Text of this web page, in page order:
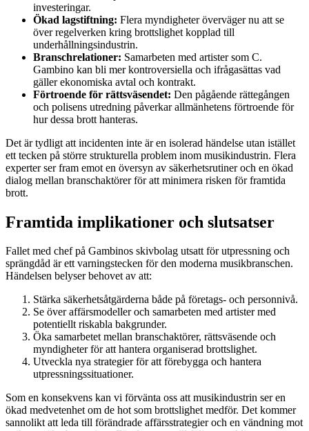
investeringar.
Ökad lagstiftning: Flera myndigheter överväger nu att se
över regelverken kring brottslighet kopplad till
underhållningsindustrin.
Branschrelationer: Samarbeten med artister som C.
Gambino kan bli mer kontroversiella och ifrågasättas vad
gäller ekonomiska avtal och kontrakt.
Förtroende för rättsväsendet: Den pågående rättegången
och polisens utredning påverkar allmänhetens förtroende för
hur dessa brott hanteras.
Det är tydligt att incidenten inte är en isolerad händelse utan istället
ett tecken på större strukturella problem inom musikindustrin. Flera
experter ser fram emot en översyn av säkerhetsrutiner och en ökad
dialog mellan branschaktörer för att minimera risken för framtida
brott.
Framtida implikationer och slutsatser
Fallet med chef på Gambinos skivbolag utsatt för utpressning och
sprängdåd är ett varningstecken för den moderna musikbranschen.
Händelsen belyser behovet av att:
Stärka säkerhetsåtgärderna både på företags- och personnivå.
Se över affärsmodeller och samarbeten med artister med
potentiellt riskabla bakgrunder.
Öka samarbetet mellan branschaktörer, rättsväsende och
myndigheter för att hantera organiserad brottslighet.
Utveckla nya strategier för att förebygga och hantera
utpressningssituationer.
Som en konsekvens kan vi förvänta oss att musikindustrin ser en
ökad medvetenhet om de hot som brottslighet medför. Det kommer
sannolikt att leda till förändrade affärsstrategier och en vändning mot